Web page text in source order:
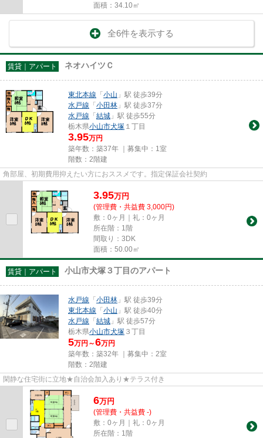
面積：34.10㎡
全6件を表示する
賃貸｜アパート ネオハイツＣ
東北本線 「小山 」駅 徒歩39分
水戸線 「小田林 」駅 徒歩37分
水戸線 「結城 」駅 徒歩55分
栃木県小山市犬塚 １丁目
3.95万円
築年数：築37年 ｜募集中： 1室
階数：2階建
角部屋、初期費用抑えたい方におススメです。指定保証会社契約
3.95万円
(管理費・共益費 3,000円)
敷：0ヶ月｜礼：0ヶ月
所在階：1階
間取り：3DK
面積：50.00㎡
賃貸｜アパート 小山市犬塚３丁目のアパート
水戸線 「小田林 」駅 徒歩39分
東北本線 「小山 」駅 徒歩40分
水戸線 「結城 」駅 徒歩57分
栃木県小山市犬塚 ３丁目
5万円～6万円
築年数：築32年 ｜募集中： 2室
階数：2階建
閑静な住宅街に立地★自治会加入あり★テラス付き
6万円
(管理費・共益費 -)
敷：0ヶ月｜礼：0ヶ月
所在階：1階